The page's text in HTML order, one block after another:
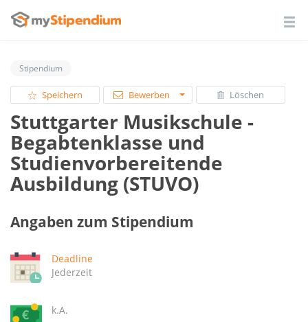
Stipendium
Speichern Bewerben Löschen
Stuttgarter Musikschule -
Begabtenklasse und
Studienvorbereitende
Ausbildung (STUVO)
Angaben zum Stipendium
Deadline
Jederzeit
k.A.